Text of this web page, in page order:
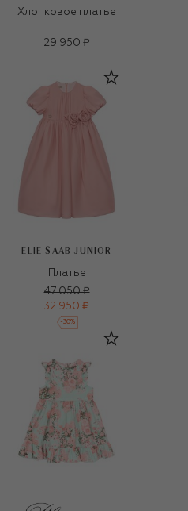
Хлопковое платье
29 950 ₽
ELIE SAAB JUNIOR
Платье
47 050 ₽
32 950 ₽
-30%